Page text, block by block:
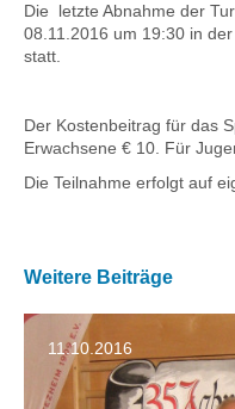
Die letzte Abnahme der
08.11.2016 um 19:30 in
statt.
Der Kostenbeitrag für das
Erwachsene € 10. Für
Die Teilnahme erfolgt auf
Weitere Beiträge
11.10.2016